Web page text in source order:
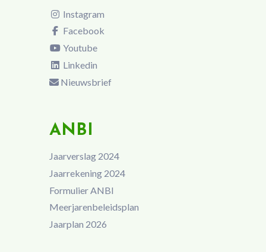
Instagram
Facebook
Youtube
Linkedin
Nieuwsbrief
ANBI
Jaarverslag 2024
Jaarrekening 2024
Formulier ANBI
Meerjarenbeleidsplan
Jaarplan 2026